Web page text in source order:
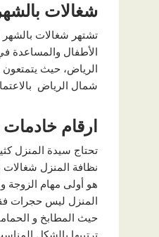
شغالات
تشتهر شغالات بالشهر
الأطفال والمساعدة
الرياض، حيث يتمتعون
شمال الرياض
ارقام خادمات
تحتاج سيدة المنزل
نظافة المنزل
هو أولى مهام الزوجة
المنزل ليس حجرات
حيث المطابخ و
ترتيبها بالشكل